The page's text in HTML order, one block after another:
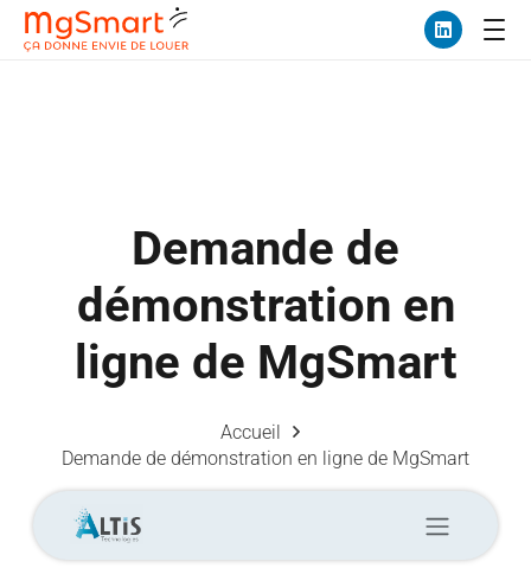
Demande de
démonstration en
ligne de MgSmart
Accueil
Demande de démonstration en ligne de MgSmart